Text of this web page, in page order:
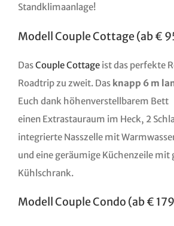
Standklimaanlage!
Modell Couple Cottage (ab €
DasCouple Cottageist das perfekte
Roadtrip zu zweit. Das knapp 6 m
Euch dank höhenverstellbarem Bett
einen Extrastauraum im Heck, 2
integrierte Nasszelle mit
und eine geräumige Küchenzeile mit
Kühlschrank.
Modell Couple Condo (ab €